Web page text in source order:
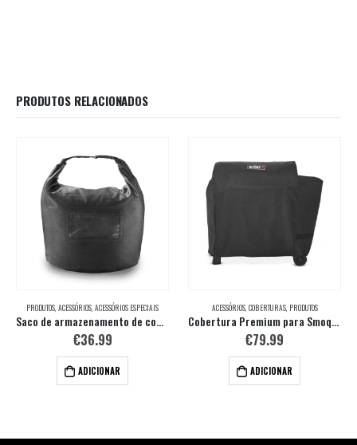
PRODUTOS RELACIONADOS
PRODUTOS, ACESSÓRIOS, ACESSÓRIOS ESPECIAIS
Saco de armazenamento de combustível
€36.99
ADICIONAR
ACESSÓRIOS, COBERTURAS, PRODUTOS
Cobertura Premium para Smoque Pellet XL
€79.99
ADICIONAR